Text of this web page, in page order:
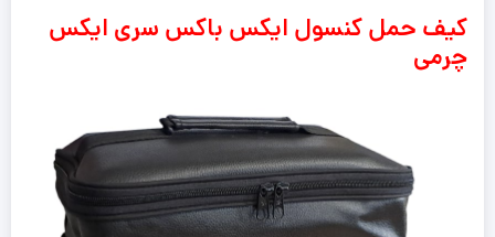
کیف حمل کنسول ایکس باکس سری ایکس
چرمی